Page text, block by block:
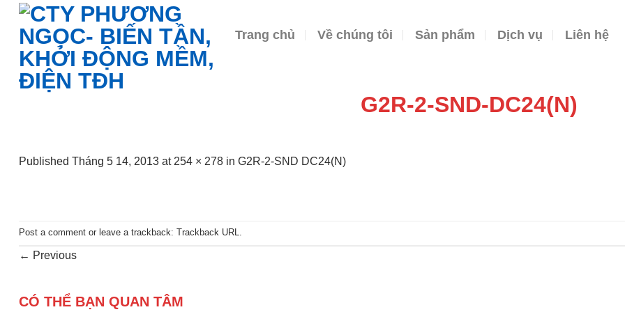
Skip
content
Trang chủ Về chúng tôi Sản phẩm Dịch vụ Liên hệ
G2R-2-SND-DC24(N)
Published Tháng 5 14, 2013 at 254 × 278 in G2R-2-SND DC24(N)
Post a comment or leave a trackback: Trackback URL.
← Previous
CÓ THỂ BẠN QUAN TÂM